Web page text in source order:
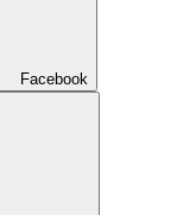
Facebook